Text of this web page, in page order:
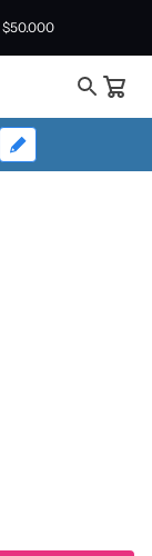
$50.000